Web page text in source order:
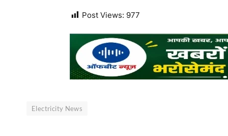
Post Views: 977
Electricity News